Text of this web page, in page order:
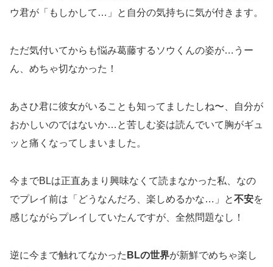
ウ君が「もしかして…」と自分の気持ちに気が付きます。
ただ気付いてからも悩み葛藤するソウくんの姿が…うー
ん、めちゃ切なかった！
あさひ君に彼女がいることも知ってましたしね〜、自分が
おかしいのではないか…と苦しむ姿は読んでいて胸がギュ
ッと痛くなってしまいました。
今までBLは正直あまり興味なくて読まなかった私、なの
でプレイ前は「どうなんだろ、楽しめるかな…」と不安を
感じながらプレイしていたんですが、全然問題なし！
逆に今まで触れてなかった BLの世界が新鮮でめちゃ楽し